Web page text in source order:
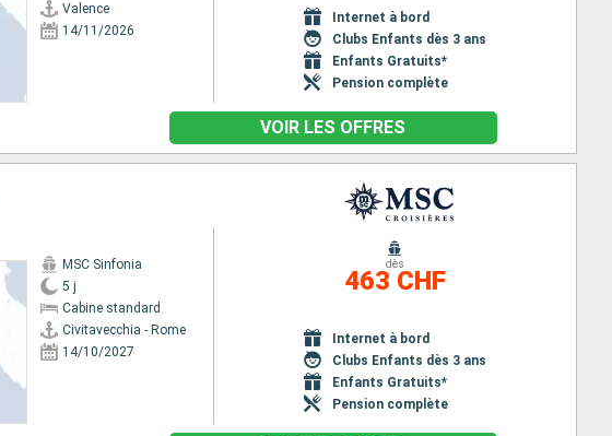
Valence
14/11/2026
Internet à bord
Clubs Enfants dès 3 ans
Enfants Gratuits*
Pension complète
VOIR LES OFFRES
MSC Sinfonia
5 j
Cabine standard
Civitavecchia - Rome
14/10/2027
dès
463 CHF
Internet à bord
Clubs Enfants dès 3 ans
Enfants Gratuits*
Pension complète